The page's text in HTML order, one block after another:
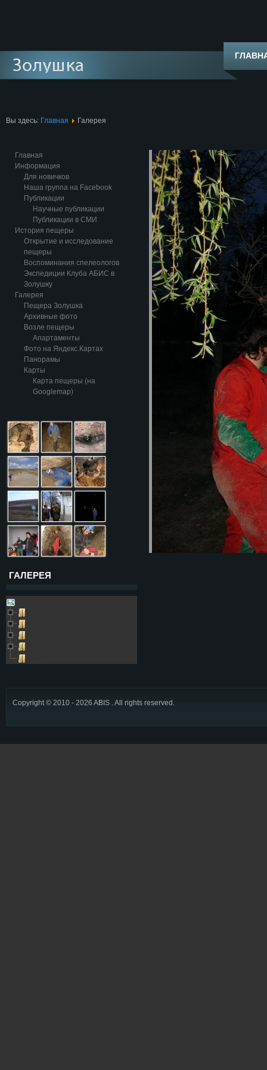
Вы здесь: Главная Галерея
Главная
Информация
Для новичков
Наша группа на Facebook
Публикации
Научные публикации
Публикации в СМИ
История пещеры
Открытие и исследование
пещеры
Воспоминания спелеологов
Экспедиции Клуба АБИС в
Золушку
Галерея
Пещера Золушка
Архивные фото
Возле пещеры
Апартаменты
Фото на Яндекс.Картах
Панорамы
Карты
Карта пещеры (на
Googlemap)
ГАЛЕРЕЯ
Copyright © 2010 - 2026 ABIS . All rights reserved.